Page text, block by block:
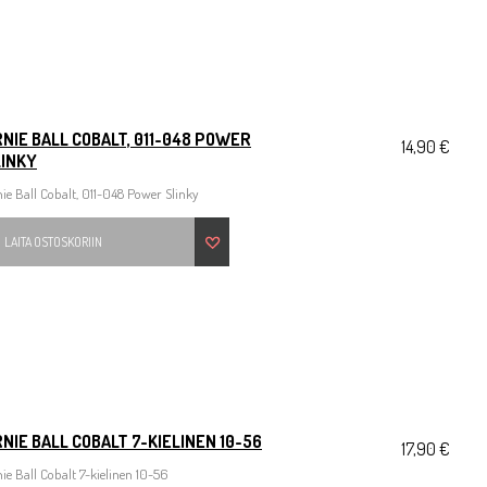
BALL COBALT, 011-048 POWER
Ball Cobalt, 011-048 Power Slinky
LAITA OSTOSKORIIN
14,90 €
BALL COBALT 7-KIELINEN 10-56
Ball Cobalt 7-kielinen 10-56
17,90 €